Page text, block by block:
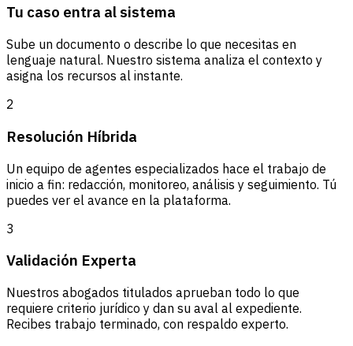
Tu caso entra al sistema
Sube un documento o describe lo que necesitas en
lenguaje natural. Nuestro sistema analiza el contexto y
asigna los recursos al instante.
2
Resolución Híbrida
Un equipo de agentes especializados hace el trabajo de
inicio a fin: redacción, monitoreo, análisis y seguimiento. Tú
puedes ver el avance en la plataforma.
3
Validación Experta
Nuestros abogados titulados aprueban todo lo que
requiere criterio jurídico y dan su aval al expediente.
Recibes trabajo terminado, con respaldo experto.